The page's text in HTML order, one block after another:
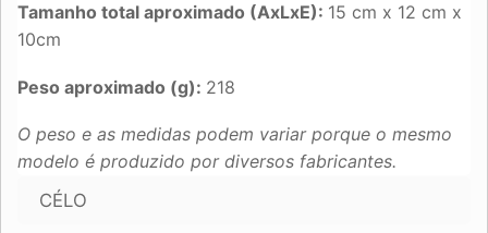
Tamanho total aproximado (AxLxE): 15 cm x 12 cm x
10cm
Peso aproximado (g): 218
O peso e as medidas podem variar porque o mesmo
modelo é produzido por diversos fabricantes.
CÉLO